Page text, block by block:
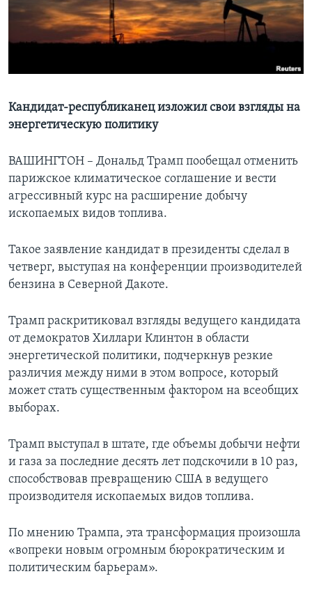
Learning English
Языки
Кандидат-республиканец изложил свои взгляды на
энергетическую политику
ВАШИНГТОН – Дональд Трамп пообещал отменить
парижское климатическое соглашение и вести
агрессивный курс на расширение добычу
ископаемых видов топлива.
Такое заявление кандидат в президенты сделал в
четверг, выступая на конференции производителей
бензина в Северной Дакоте.
Трамп раскритиковал взгляды ведущего кандидата
от демократов Хиллари Клинтон в области
энергетической политики, подчеркнув резкие
различия между ними в этом вопросе, который
может стать существенным фактором на всеобщих
выборах.
Трамп выступал в штате, где объемы добычи нефти
и газа за последние десять лет подскочили в 10 раз,
способствовав превращению США в ведущего
производителя ископаемых видов топлива.
По мнению Трампа, эта трансформация произошла
«вопреки новым огромным бюрократическим и
политическим барьерам».